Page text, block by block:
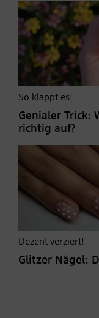
So klappt es!
Genialer Trick:
richtig auf?
Dezent verziert!
Glitzer Nägel: